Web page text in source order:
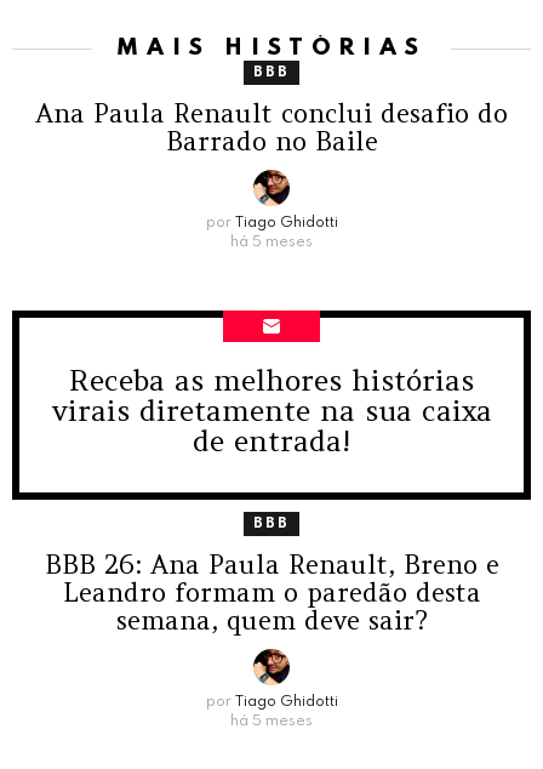
MAIS HISTÓRIAS
BBB
Ana Paula Renault conclui desafio do
Barrado no Baile
por Tiago Ghidotti
há 5 meses
NEWSLETTER
Receba as melhores histórias
virais diretamente na sua caixa
de entrada!
BBB
BBB 26: Ana Paula Renault, Breno e
Leandro formam o paredão desta
semana, quem deve sair?
por Tiago Ghidotti
há 5 meses